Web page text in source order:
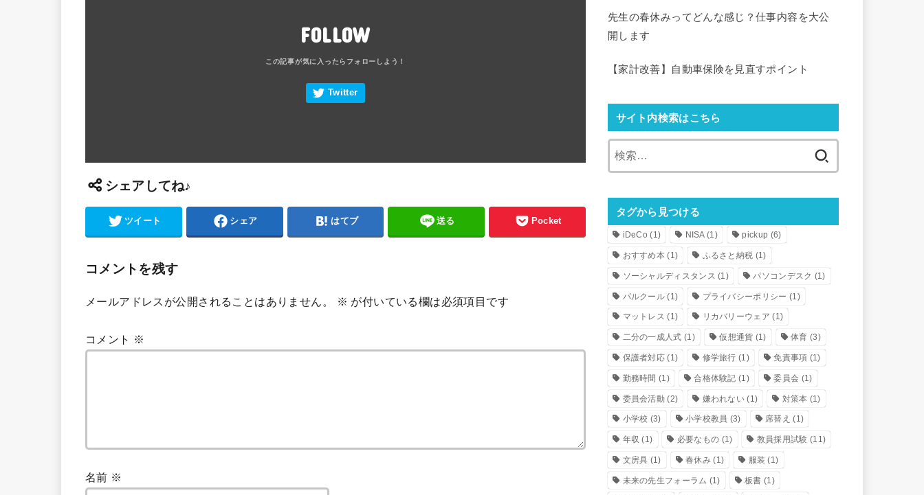
FOLLOW
シェアしてね♪
ツイート シェア はてブ 送る Pocket
コメントを残す
メールアドレスが公開されることはありません。 ※ が付いている欄は必須項目です
コメント ※
名前 ※
先生の春休みってどんな感じ？仕事内容を大公
開します
【家計改善】自動車保険を見直すポイント
サイト内検索はこちら
タグから見つける
iDeCo (1) NISA(1) pickup (6)
おすすめ本 (1) ふるさと納税 (1)
ソーシャルディスタンス (1) パソコンデスク (1)
パルクール (1) プライバシーポリシー (1)
マットレス (1) リカバリーウェア (1)
二分の一成人式 (1) 仮想通貨 (1) 体育 (3)
保護者対応 (1) 修学旅行 (1) 免責事項 (1)
勤務時間 (1) 合格体験記 (1) 委員会 (1)
委員会活動 (2) 嫌われない (1) 対策本 (1)
小学校 (3) 小学校教員 (3) 席替え (1)
年収 (1) 必要なもの (1) 教員採用試験 (11)
文房具 (1) 春休み(1) 服装 (1)
未来の先生フォーラム (1) 板書 (1)